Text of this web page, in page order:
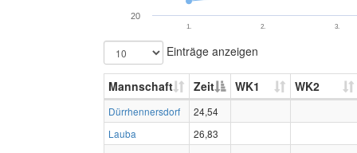
1. 2. 3.
20
Einträge anzeigen
Mannschaft Zeit WK1 WK2
Dürrhennersdorf
24,54
Lauba
26,83